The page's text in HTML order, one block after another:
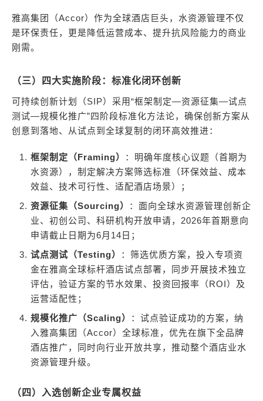
雅高集团（Accor）作为全球酒店巨头，水资源管理不仅
是环保责任，更是降低运营成本、提升抗风险能力的商业
刚需。
（三）四大实施阶段：标准化闭环创新
可持续创新计划（SIP）采用“框架制定—资源征集—试点
测试—规模化推广”四阶段标准化方法论，确保创新方案从
创意到落地、从试点到全球复制的闭环高效推进：
框架制定（Framing）
：明确年度核心议题（首期为
水资源），制定解决方案筛选标准（环保效益、成本
效益、技术可行性、适配酒店场景）；
资源征集（Sourcing）
：面向全球水资源管理创新企
业、初创公司、科研机构开放申请，2026年首期意向
申请截止日期为6月14日；
试点测试（Testing）
：筛选优质方案，投入专项资
金在雅高全球标杆酒店试点部署，同步开展技术独立
评估，验证方案的节水效果、投资回报率（ROI）及
运营适配性；
规模化推广（Scaling）
：试点验证成功的方案，纳
入雅高集团（Accor）全球标准，优先在旗下全品牌
酒店推广，同时向行业开放共享，推动整个酒店业水
资源管理升级。
（四）入选创新企业专属权益